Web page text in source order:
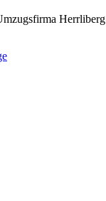
Herrliberg